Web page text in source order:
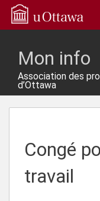
Mon info
Association des
d’Ottawa
Congé
travail